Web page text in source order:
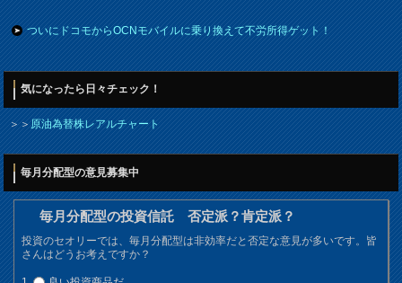
ついにドコモからOCNモバイルに乗り換えて不労所得ゲット！
気になったら日々チェック！
＞＞原油為替株レアルチャート
毎月分配型の意見募集中
毎月分配型の投資信託 否定派？肯定派？
投資のセオリーでは、毎月分配型は非効率だと否定な意見が多いです。皆
さんはどうお考えですか？